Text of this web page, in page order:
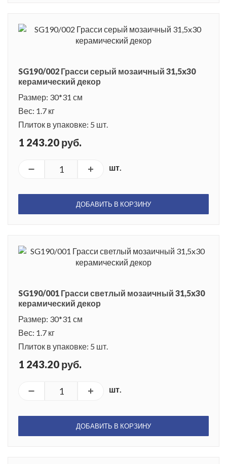
SG190/002 Грасси серый мозаичный 31,5x30
керамический декор
Размер: 30*31 см
Вес: 1.7 кг
Плиток в упаковке: 5 шт.
1 243.20 руб.
шт.
ДОБАВИТЬ В КОРЗИНУ
SG190/001 Грасси светлый мозаичный 31,5x30
керамический декор
Размер: 30*31 см
Вес: 1.7 кг
Плиток в упаковке: 5 шт.
1 243.20 руб.
шт.
ДОБАВИТЬ В КОРЗИНУ